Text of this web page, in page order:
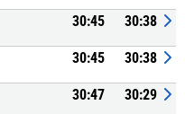
30:45 30:38
30:45 30:38
30:47 30:29